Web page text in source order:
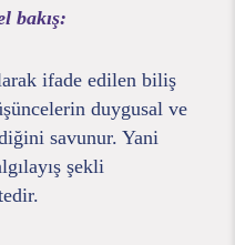
bakış:
ifade edilen biliş
duygusal ve
savunur. Yani
şekli